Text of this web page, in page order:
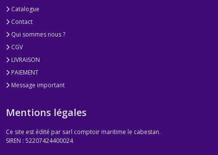
Catalogue
Contact
Qui sommes nous ?
CGV
LIVRAISON
PAIEMENT
Message important
Mentions légales
Ce site est édité par sarl comptoir maritime le cabestan.
SIREN : 52207424400024